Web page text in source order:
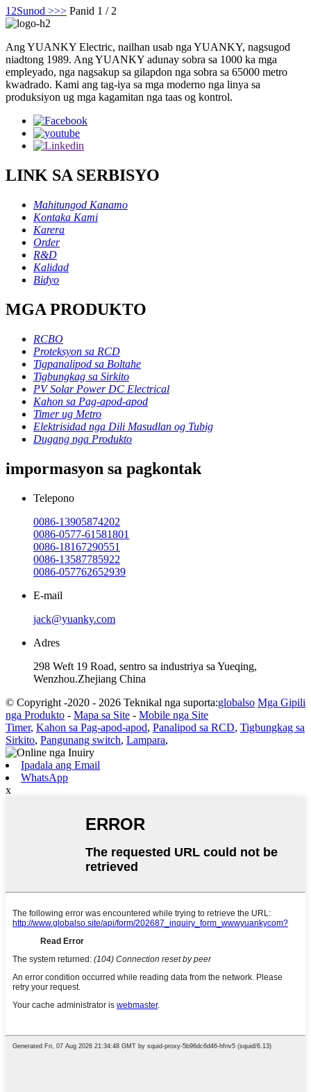
1 2Sunod >>> Panid 1 / 2
Ang YUANKY Electric, nailhan usab nga YUANKY, nagsugod
niadtong 1989. Ang YUANKY adunay sobra sa 1000 ka mga
empleyado, nga nagsakup sa gilapdon nga sobra sa 65000 metro
kwadrado. Kami ang tag-iya sa mga moderno nga linya sa
produksiyon ug mga kagamitan nga taas og kontrol.
LINK SA SERBISYO
Mahitungod Kanamo
Kontaka Kami
Karera
Order
R&D
Kalidad
Bidyo
MGA PRODUKTO
RCBO
Proteksyon sa RCD
Tigpanalipod sa Boltahe
Tigbungkag sa Sirkito
PV Solar Power DC Electrical
Kahon sa Pag-apod-apod
Timer ug Metro
Elektrisidad nga Dili Masudlan og Tubig
Dugang nga Produkto
impormasyon sa pagkontak
Telepono
0086-13905874202
0086-0577-61581801
0086-18167290551
0086-13587785922
0086-057762652939
E-mail
jack@yuanky.com
Adres
298 Weft 19 Road, sentro sa industriya sa Yueqing,
Wenzhou.Zhejiang China
© Copyright -2020 - 2026 Teknikal nga suporta:globalso Mga Gipili
nga Produkto - Mapa sa Site - Mobile nga Site
Timer, Kahon sa Pag-apod-apod, Panalipod sa RCD, Tigbungkag sa
Sirkito, Pangunang switch, Lampara,
Ipadala ang Email
WhatsApp
x